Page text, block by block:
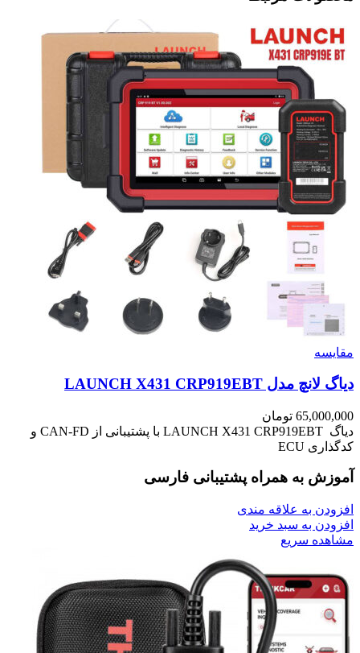
مقایسه
دياگ لانچ مدل LAUNCH X431 CRP919EBT
65,000,000 تومان
دیاگ LAUNCH X431 CRP919EBT با پشتیبانی از CAN-FD و
کدگذاری ECU
آموزش به همراه پشتیبانی فارسی
افزودن به علاقه مندی
افزودن به سبد خرید
مشاهده سریع